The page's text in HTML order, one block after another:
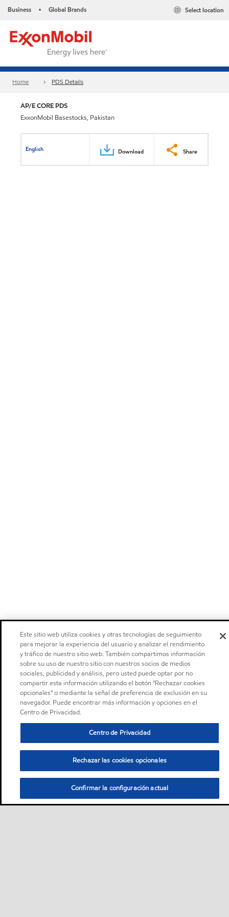
Business • Global Brands Select location
Home PDS Details
AP/E CORE PDS
ExxonMobil Basestocks, Pakistan
English Download Share
Este sitio web utiliza cookies y otras tecnologías de seguimiento
para mejorar la experiencia del usuario y analizar el rendimiento
y tráfico de nuestro sitio web. También compartimos información
sobre su uso de nuestro sitio con nuestros socios de medios
sociales, publicidad y análisis, pero usted puede optar por no
compartir esta información utilizando el botón "Rechazar cookies
opcionales" o mediante la señal de preferencia de exclusión en su
navegador. Puede encontrar más información y opciones en el
Centro de Privacidad.
Centro de Privacidad
Rechazar las cookies opcionales
Confirmar la configuración actual